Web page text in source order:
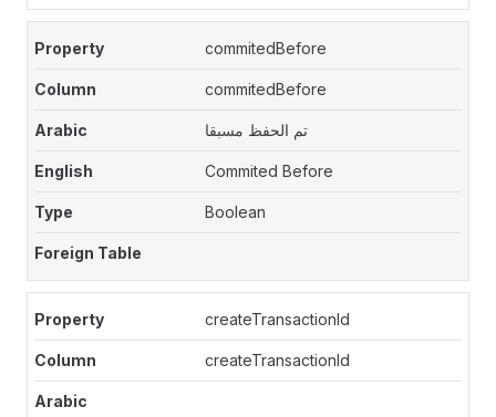
commitedBefore
commitedBefore
تم الحفظ مسبقا
Commited Before
Boolean
createTransactionId
createTransactionId